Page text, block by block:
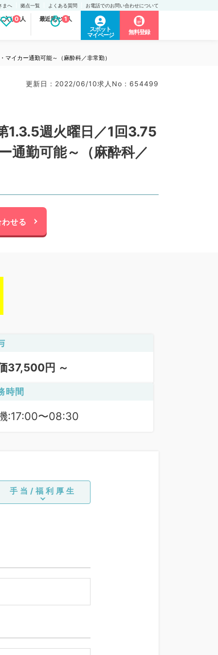
まへ 拠点一覧 よくある質問 お電話でのお問い合わせについて
入り求人
0 最近見た求人
1
スポット
マイページ
無料登録
イカー通勤可能～（麻酔科／非常勤）
更新日 : 2022/06/10求人No : 654499
1.3.5週火曜日／1回3.75
通勤可能～（麻酔科／
せる
37,500円 ～
時間
:17:00〜08:30
手当/福利厚生